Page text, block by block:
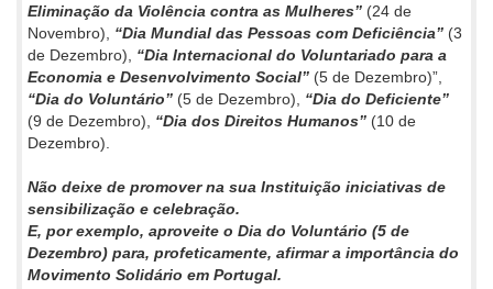
Eliminação da Violência contra as Mulheres” (24 de
Novembro), “Dia Mundial das Pessoas com Deficiência” (3
de Dezembro),
“Dia Internacional do Voluntariado para a
Economia e Desenvolvimento Social” (5 de Dezembro)”,
“Dia do Voluntário” (5 de Dezembro),
“Dia do Deficiente”
(9 de Dezembro),
“Dia dos Direitos Humanos” (10 de
Dezembro).
Não deixe de promover na sua Instituição iniciativas de
sensibilização e celebração.
E, por exemplo, aproveite o Dia do Voluntário (5 de
Dezembro) para, profeticamente, afirmar a importância do
Movimento Solidário em Portugal.